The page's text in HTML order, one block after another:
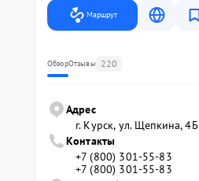
Маршрут
ОбзорОтзывы 220
Адрес
г. Курск, ул. Щепкина, 4Б
Контакты
+7 (800) 301-55-83
+7 (800) 301-55-83